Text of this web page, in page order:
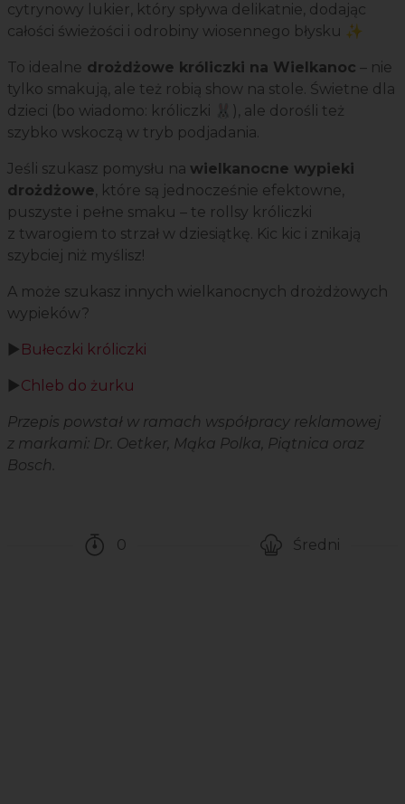
cytrynowy lukier, który spływa delikatnie, dodając
całości świeżości i odrobiny wiosennego błysku ✨
To idealne drożdżowe króliczki na Wielkanoc – nie
tylko smakują, ale też robią show na stole. Świetne dla
dzieci (bo wiadomo: króliczki 🐰), ale dorośli też
szybko wskoczą w tryb podjadania.
Jeśli szukasz pomysłu na wielkanocne wypieki
drożdżowe, które są jednocześnie efektowne,
puszyste i pełne smaku – te rollsy króliczki
z twarogiem to strzał w dziesiątkę. Kic kic i znikają
szybciej niż myślisz!
A może szukasz innych wielkanocnych drożdżowych
wypieków?
▶️ Bułeczki króliczki
▶️Chleb do żurku
Przepis powstał w ramach współpracy reklamowej
z markami: Dr. Oetker, Mąka Polka, Piątnica oraz
Bosch.
0
Średni